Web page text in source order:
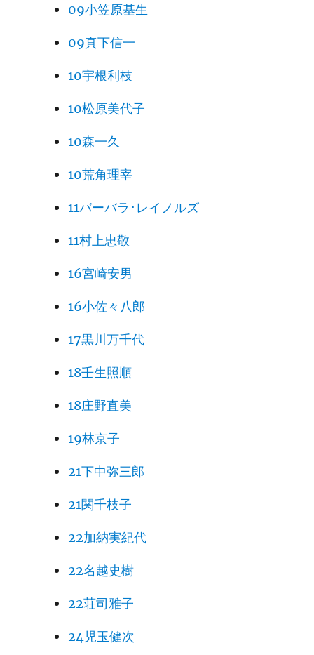
09小笠原基生
09真下信一
10宇根利枝
10松原美代子
10森一久
10荒角理宰
11バーバラ･レイノルズ
11村上忠敬
16宮崎安男
16小佐々八郎
17黒川万千代
18壬生照順
18庄野直美
19林京子
21下中弥三郎
21関千枝子
22加納実紀代
22名越史樹
22荘司雅子
24児玉健次